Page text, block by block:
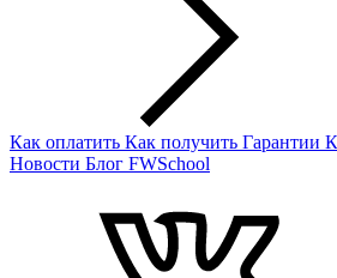
Как оплатить Как получить Гарантии
Новости Блог FWSchool